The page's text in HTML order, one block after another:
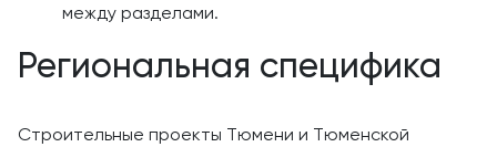
между разделами.
Региональная специфика
Строительные проекты Тюмени и Тюменской